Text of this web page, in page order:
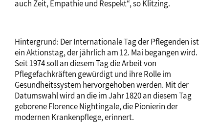
auch Zeit, Empathie und Respekt“, so Klitzing.
Hintergrund: Der Internationale Tag der Pflegenden ist
ein Aktionstag, der jährlich am 12. Mai begangen wird.
Seit 1974 soll an diesem Tag die Arbeit von
Pflegefachkräften gewürdigt und ihre Rolle im
Gesundheitssystem hervorgehoben werden. Mit der
Datumswahl wird an die im Jahr 1820 an diesem Tag
geborene Florence Nightingale, die Pionierin der
modernen Krankenpflege, erinnert.